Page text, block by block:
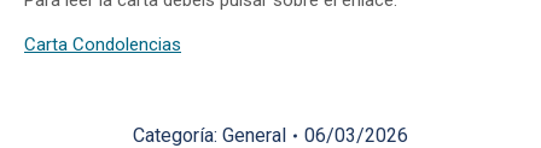
Carta Condolencias
Categoría: General 06/03/2026